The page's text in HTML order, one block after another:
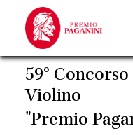
contenuto
principale
59°
Violino
"Premio